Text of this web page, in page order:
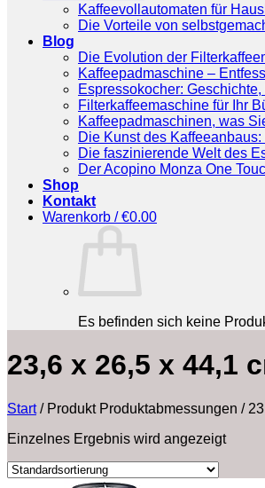
Kaffeevollautomaten für
Die Vorteile von
Blog
Die Evolution der
Kaffeepadmaschine –
Espressokocher:
Filterkaffeemaschine für Ihr
Kaffeepadmaschinen, was
Die Kunst des
Die faszinierende Welt des
Der Acopino Monza One
Shop
Kontakt
Warenkorb /€0.00
Es befinden sich keine
‎23,6 x 26,5 x 44,1
Start /Produkt Produktabmessungen /
Einzelnes Ergebnis wird angezeigt